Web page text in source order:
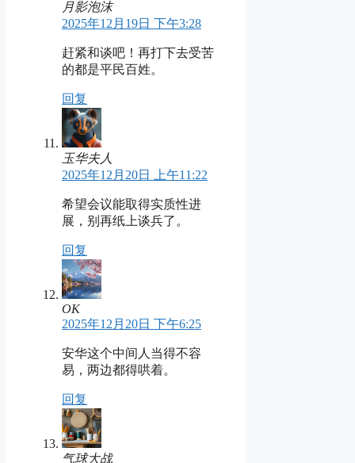
月影泡沫
2025年12月19日 下午3:28
赶紧和谈吧！再打下去受苦
的都是平民百姓。
回复
玉华夫人
2025年12月20日 上午11:22
希望会议能取得实质性进
展，别再纸上谈兵了。
回复
OK
2025年12月20日 下午6:25
安华这个中间人当得不容
易，两边都得哄着。
回复
气球大战